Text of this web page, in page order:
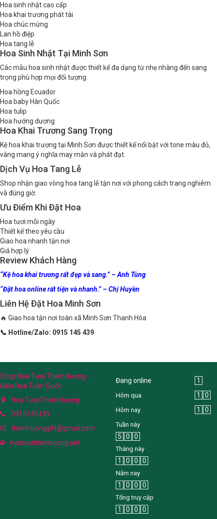
Hoa sinh nhật cao cấp
Hoa khai trương phát tài
Hoa chúc mừng
Lan hồ điệp
Hoa tang lễ
Hoa Sinh Nhật Tại Minh Sơn
Các mẫu hoa sinh nhật được thiết kế đa dạng từ nhẹ nhàng đến sang
trọng phù hợp mọi đối tượng.
Hoa hồng Ecuador
Hoa baby Hàn Quốc
Hoa tulip
Hoa hướng dương
Hoa Khai Trương Sang Trọng
Kệ hoa khai trương tại Minh Sơn được thiết kế nổi bật với tone màu đỏ,
vàng mang ý nghĩa may mắn và phát đạt.
Dịch Vụ Hoa Tang Lễ
Shop nhận giao vòng hoa tang lễ tận nơi với phong cách trang nghiêm
và đúng giờ.
Ưu Điểm Khi Đặt Hoa
Hoa tươi mỗi ngày
Thiết kế theo yêu cầu
Giao hoa nhanh tận nơi
Giá hợp lý
Review Khách Hàng
“Kệ hoa khai trương rất đẹp và sang.” – Anh Tùng
“Đặt hoa online rất tiện và nhanh.” – Chị Huyền
Liên Hệ Đặt Hoa Minh Sơn
🔥 Giao hoa tận nơi toàn xã Minh Sơn Thanh Hóa
📞 Hotline/Zalo: 0915 145 439
Shop Hoa Tươi Thiên Hương -
Điện Hoa Toàn Quốc
Hoa Tươi Thiên Hương
0915145439
thienhuonggift@gmail.com
hoatuoithienhuong.net
Đang online 1
Hôm qua 1 0
Hôm nay 1 0
Tuần này
5 0 0
Tháng này
1 0 0 0
Năm nay
1 0 0 0
Tổng truy cập
1 0 0 0